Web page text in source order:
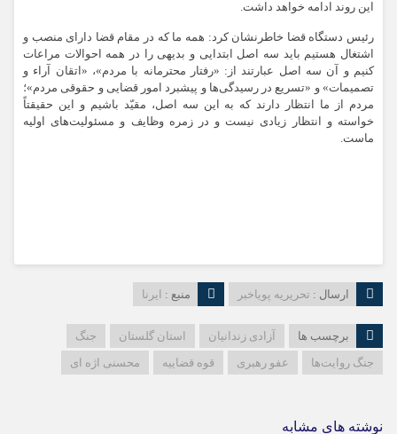
این روند ادامه خواهد داشت.
رئیس دستگاه قضا خاطرنشان کرد: همه ما که در مقام قضا دارای منصب و
اشتغال هستیم باید سه اصل ابتدایی و بدیهی را در همه احوالات مراعات
کنیم و آن سه اصل عبارتند از: «رفتار محترمانه با مردم»، «اتقان آراء و
تصمیمات» و «تسریع در رسیدگی‌ها و پیشبرد امور قضایی و حقوقی مردم»؛
مردم از ما انتظار دارند که به این سه اصل، مقیّد باشیم و این حقیقتاً
خواسته و انتظار زیادی نیست و در زمره وظایف و مسئولیت‌های اولیه
ماست.
ارسال : تحریریه پویاخبر منبع : ایرنا
برچسب ها آزادی زندانیان استان گلستان
جنگ
جنگ روایت‌ها
عفو رهبری قوه قضاییه محسنی اژه ای
نوشته های مشابه